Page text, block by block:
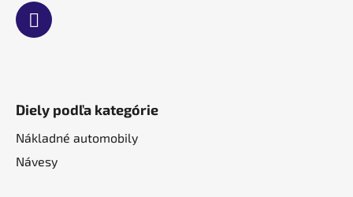
Diely podľa kategórie
Nákladné automobily
Návesy